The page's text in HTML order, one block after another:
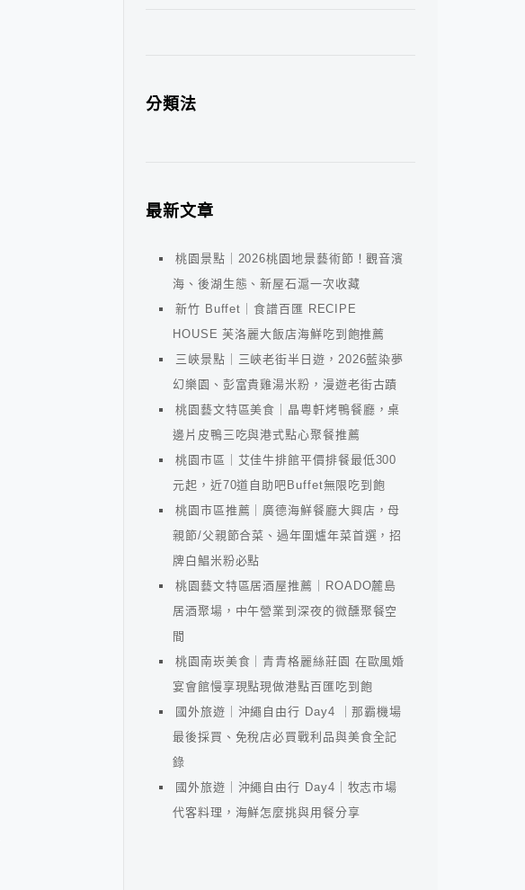
分類法
最新文章
桃園景點｜2026桃園地景藝術節！觀音濱
海、後湖生態、新屋石滬一次收藏
新竹 Buffet｜食譜百匯 RECIPE
HOUSE 芙洛麗大飯店海鮮吃到飽推薦
三峽景點｜三峽老街半日遊，2026藍染夢
幻樂園、彭富貴雞湯米粉，漫遊老街古蹟
桃園藝文特區美食｜晶粵軒烤鴨餐廳，桌
邊片皮鴨三吃與港式點心聚餐推薦
桃園市區｜艾佳牛排館平價排餐最低300
元起，近70道自助吧Buffet無限吃到飽
桃園市區推薦｜廣德海鮮餐廳大興店，母
親節/父親節合菜、過年圍爐年菜首選，招
牌白鯧米粉必點
桃園藝文特區居酒屋推薦｜ROADO麓島
居酒聚場，中午營業到深夜的微醺聚餐空
間
桃園南崁美食｜青青格麗絲莊園 在歐風婚
宴會館慢享現點現做港點百匯吃到飽
國外旅遊｜沖繩自由行 Day4 ｜那霸機場
最後採買、免稅店必買戰利品與美食全記
錄
國外旅遊｜沖繩自由行 Day4｜牧志市場
代客料理，海鮮怎麼挑與用餐分享